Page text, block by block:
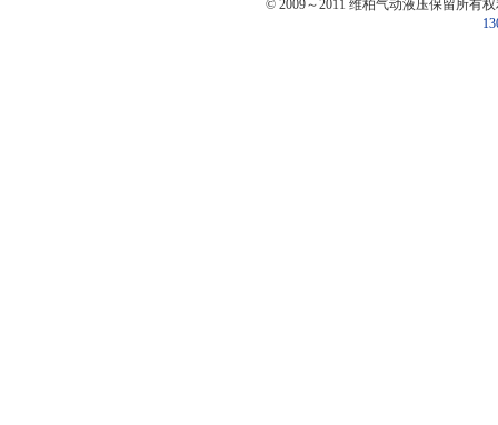
© 2009～2011 维柏气动液压保留所有